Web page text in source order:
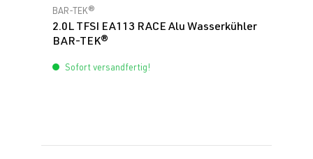
Durchschnittliche Bewertung von 0 von 5 Sternen
BAR-TEK®
2.0L TFSI EA113 RACE Alu Wasserkühler
BAR-TEK®
Sofort versandfertig!